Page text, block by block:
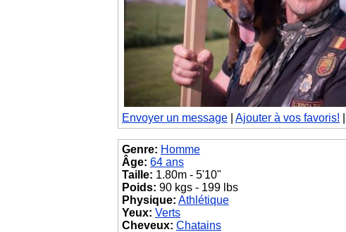
Envoyer un message Ajouter à vos favoris!
Genre: Homme
Âge: 64 ans
Taille: 1.80m - 5'10"
Poids: 90 kgs - 199 lbs
Physique: Athlétique
Yeux: Verts
Cheveux: Chatains